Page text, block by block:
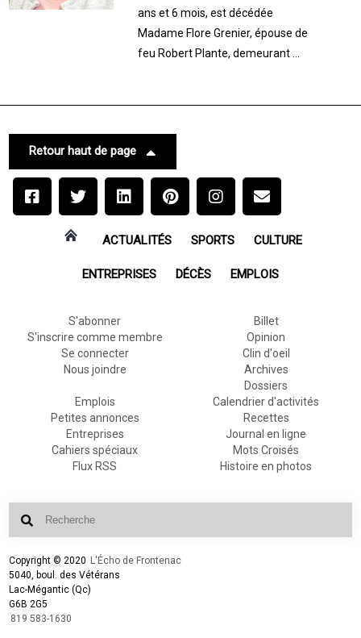
ans et 6 mois, est décédée
Madame Flore Grenier, épouse de
feu Robert Plante, demeurant ...
Retour haut de page
ACTUALITÉS SPORTS CULTURE
ENTREPRISES DÉCÈS EMPLOIS
S'abonner
S'inscrire comme membre
Se connecter
Nous joindre
Billet
Opinion
Clin d'oeil
Archives
Dossiers
Emplois
Petites annonces
Entreprises
Cahiers spéciaux
Flux RSS
Calendrier d'activités
Recettes
Journal en ligne
Mots Croisés
Histoire en photos
Copyright © 2020 L'Écho de Frontenac
5040, boul. des Vétérans
Lac-Mégantic (Qc)
G6B 2G5
819 583-1630